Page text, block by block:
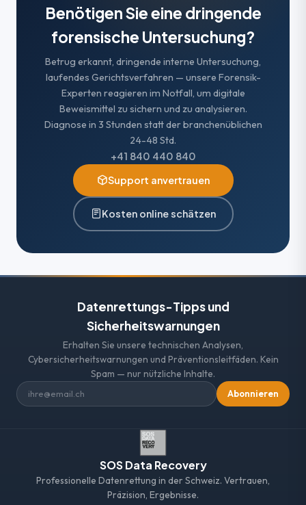
Benötigen Sie eine dringende
forensische Untersuchung?
Betrug erkannt, dringende interne Untersuchung,
laufendes Gerichtsverfahren — unsere Forensik-
Experten reagieren im Notfall, um digitale
Beweismittel zu sichern und zu analysieren.
Diagnose in 3 Stunden statt der branchenüblichen
24-48 Std.
+41 840 440 840
Support anvertrauen
Kosten online schätzen
Datenrettungs-Tipps und
Sicherheitswarnungen
Erhalten Sie unsere technischen Analysen,
Cybersicherheitswarnungen und Präventionsleitfäden. Kein
Spam — nur nützliche Inhalte.
Abonnieren
SOS Data Recovery
Professionelle Datenrettung in der Schweiz. Vertrauen,
Präzision, Ergebnisse.